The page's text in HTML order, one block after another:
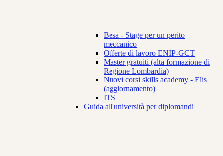
Besa - Stage per un perito
meccanico
Offerte di lavoro ENIP-GCT
Master gratuiti (alta formazione di
Regione Lombardia)
Nuovi corsi skills academy - Elis
(aggiornamento)
ITS
Guida all'università per diplomandi